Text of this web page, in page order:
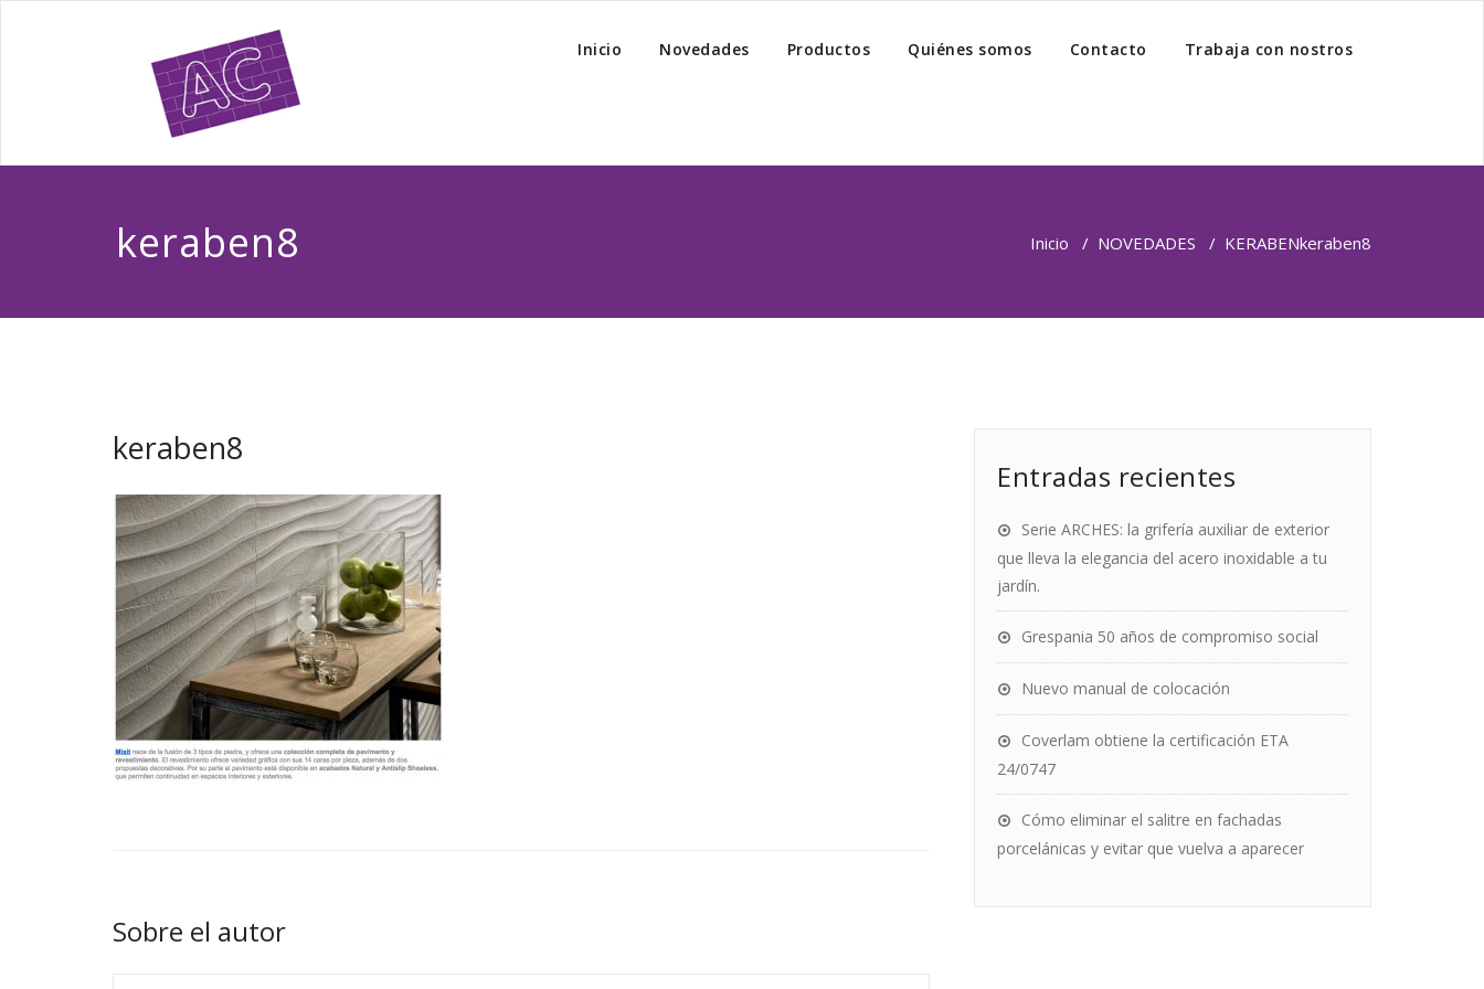
Inicio Novedades Productos Quiénes somos Contacto Trabaja con nostros
keraben8 Inicio / NOVEDADES / KERABENkeraben8
keraben8
Sobre el autor
Entradas recientes
Serie ARCHES: la grifería auxiliar de exterior
que lleva la elegancia del acero inoxidable a tu
jardín.
Grespania 50 años de compromiso social
Nuevo manual de colocación
Coverlam obtiene la certificación ETA
24/0747
Cómo eliminar el salitre en fachadas
porcelánicas y evitar que vuelva a aparecer